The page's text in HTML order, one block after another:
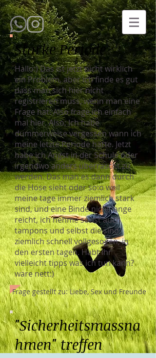
Starke Periode
Hallo:) Das ist jetzt nicht wirklich
ein Problem, aber ich finde es gut
dass man sich hier nicht
registrieren muss, wenn man eine
Frage hat. Also frage ich einfach
mal hier. Also: Ich habe
dummerweise vergessen wann ich
meine letzte Periode hatte. Jetzt
habe ich Angst in der Schule oder
irgendwo anders überrascht zu
werden. Das man es dann durch
die Hose sieht oder so:o weil
meine tage immer ziemlich stark
sind, und eine Binde nicht lange
reicht, ich nehme sonst auch
tampons und selbst die sind
ziemlich schnell vollgesogen, in
den ersten tagen. Habt ihr
vielleicht tipps was ich tun kann?
wäre nett:)
Frage gestellt zu: Liebe, Sex und Freunde
"Sicherheitsmassna
hmen" treffen